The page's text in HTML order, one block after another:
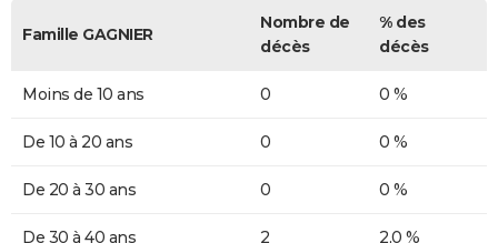
Famille GAGNIER
Nombre de
décès
% des
décès
Moins de 10 ans 0 0 %
De 10 à 20 ans 0 0 %
De 20 à 30 ans 0 0 %
De 30 à 40 ans 2 2,0 %